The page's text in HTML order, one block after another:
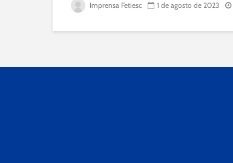
Imprensa Fetiesc 1 de agosto de 2023